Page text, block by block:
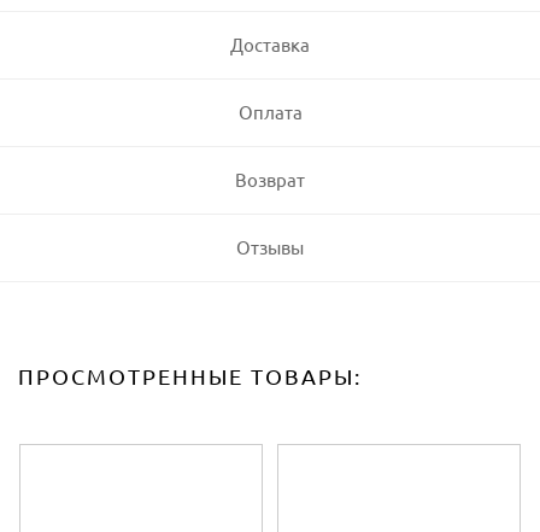
Доставка
Оплата
Возврат
Отзывы
ПРОСМОТРЕННЫЕ ТОВАРЫ: